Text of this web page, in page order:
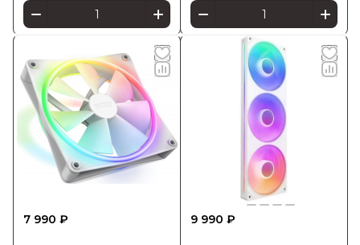
7 990 ₽ 9 990 ₽